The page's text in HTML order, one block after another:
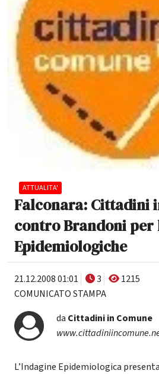
ATTUALITA'
Falconara: Cittadini
contro Brandoni per
Epidemiologiche
21.12.2008 01:01 3
1215
COMUNICATO STAMPA
da Cittadini in Comune
L’Indagine Epidemiologica